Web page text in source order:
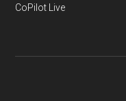
CoPilot Live